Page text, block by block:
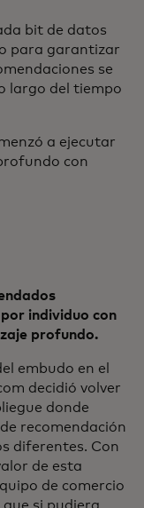
bit de datos
para garantizar
se
largo del tiempo
a ejecutar
con
individuo con
profundo.
embudo en el
decidió volver
donde
recomendación
diferentes. Con
de esta
de comercio